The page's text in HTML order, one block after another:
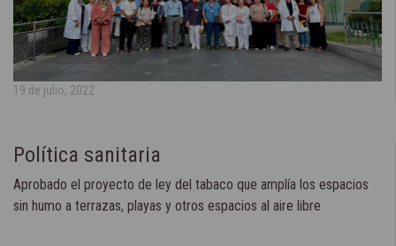
19 de julio, 2022
Política sanitaria
Aprobado el proyecto de ley del tabaco que amplía los espacios
sin humo a terrazas, playas y otros espacios al aire libre